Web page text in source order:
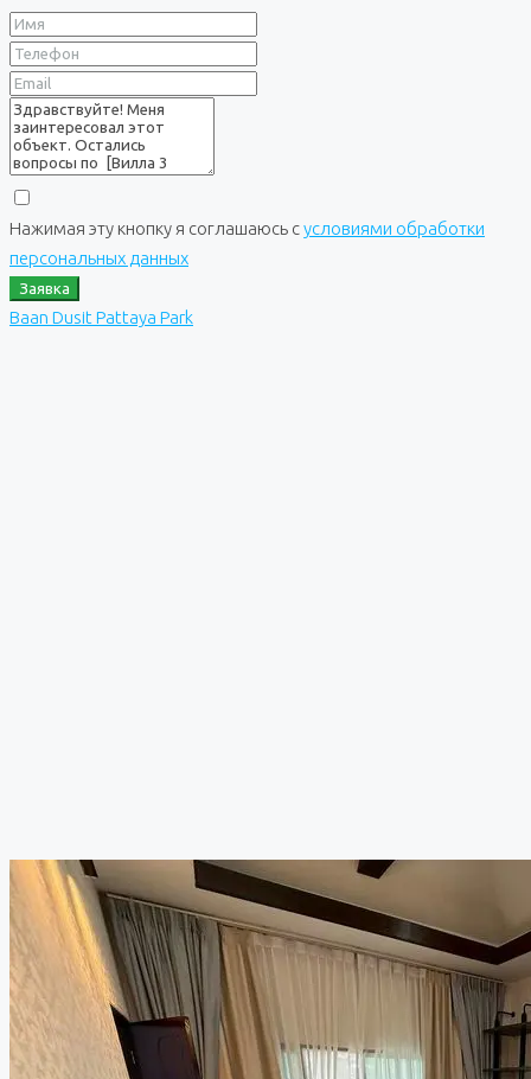
Нажимая эту кнопку я соглашаюсь сусловиями обработки
персональных данных
Заявка
Baan Dusit Pattaya Park